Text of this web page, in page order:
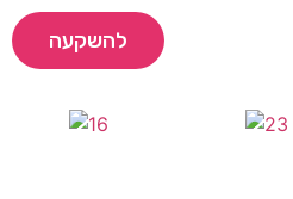
להשקעה